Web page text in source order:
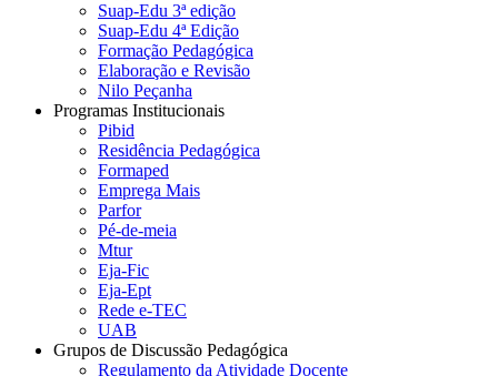
Suap-Edu 3ª edição
Suap-Edu 4ª Edição
Formação Pedagógica
Elaboração e Revisão
Nilo Peçanha
Programas Institucionais
Pibid
Residência Pedagógica
Formaped
Emprega Mais
Parfor
Pé-de-meia
Mtur
Eja-Fic
Eja-Ept
Rede e-TEC
UAB
Grupos de Discussão Pedagógica
Regulamento da Atividade Docente